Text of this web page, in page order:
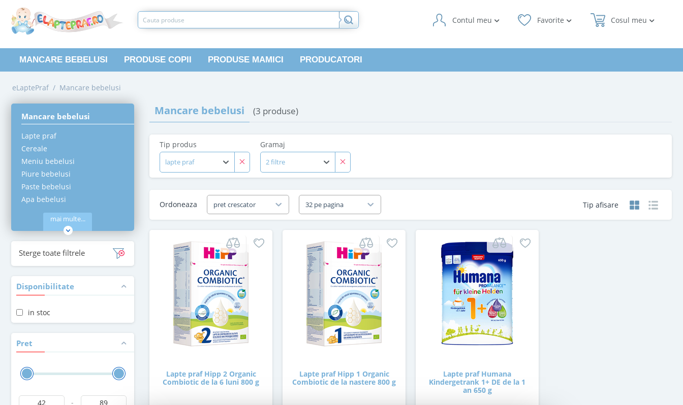
Cosul meu
Favorite
Contul meu
MANCARE BEBELUSI PRODUSE COPII PRODUSE MAMICI PRODUCATORI
eLaptePraf / Mancare bebelusi
Mancare bebelusi
Lapte praf
Cereale
Meniu bebelusi
Piure bebelusi
Paste bebelusi
Apa bebelusi
mai multe...
Sterge toate filtrele
Disponibilitate
in stoc
Pret
-
Mancare bebelusi (3 produse)
Tip produs
lapte praf
Gramaj
2 filtre
Tip afisare
Ordoneaza pret crescator 32 pe pagina
Lapte praf Hipp 2 Organic
Combiotic de la 6 luni 800 g
Lapte praf Hipp 1 Organic
Combiotic de la nastere 800 g
Lapte praf Humana
Kindergetrank 1+ DE de la 1
an 650 g